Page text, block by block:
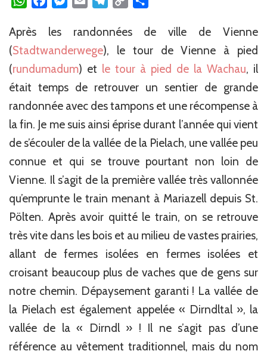
Après les randonnées de ville de Vienne
(Stadtwanderwege), le tour de Vienne à pied
(rundumadum) et le tour à pied de la Wachau, il
était temps de retrouver un sentier de grande
randonnée avec des tampons et une récompense à
la fin. Je me suis ainsi éprise durant l’année qui vient
de s’écouler de la vallée de la Pielach, une vallée peu
connue et qui se trouve pourtant non loin de
Vienne. Il s’agit de la première vallée très vallonnée
qu’emprunte le train menant à Mariazell depuis St.
Pölten. Après avoir quitté le train, on se retrouve
très vite dans les bois et au milieu de vastes prairies,
allant de fermes isolées en fermes isolées et
croisant beaucoup plus de vaches que de gens sur
notre chemin. Dépaysement garanti ! La vallée de
la Pielach est également appelée « Dirndltal », la
vallée de la « Dirndl » ! Il ne s’agit pas d’une
référence au vêtement traditionnel, mais du nom